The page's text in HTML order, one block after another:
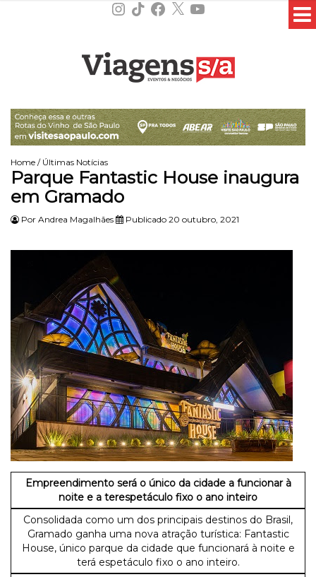
Instagram
TikTokFacebook
X YouTube
Home / Últimas Notícias
Parque Fantastic House inaugura
em Gramado
Por Andrea Magalhães Publicado 20 outubro, 2021
Empreendimento será o único da cidade a funcionar à
noite e a terespetáculo fixo o ano inteiro
Consolidada como um dos principais destinos do Brasil,
Gramado ganha uma nova atração turística: Fantastic
House, único parque da cidade que funcionará à noite e
terá espetáculo fixo o ano inteiro.